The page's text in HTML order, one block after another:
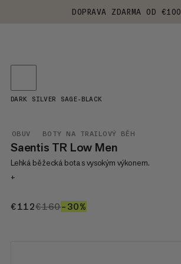
DOPRAVA ZDARMA OD €100
OBUV BOTY NA TRAILOVÝ BĚH
Saentis TR Low Men
Lehká běžecká bota s vysokým výkonem.
+
€112€112
€160€160
–30%
DARK SILVER SAGE-BLACK